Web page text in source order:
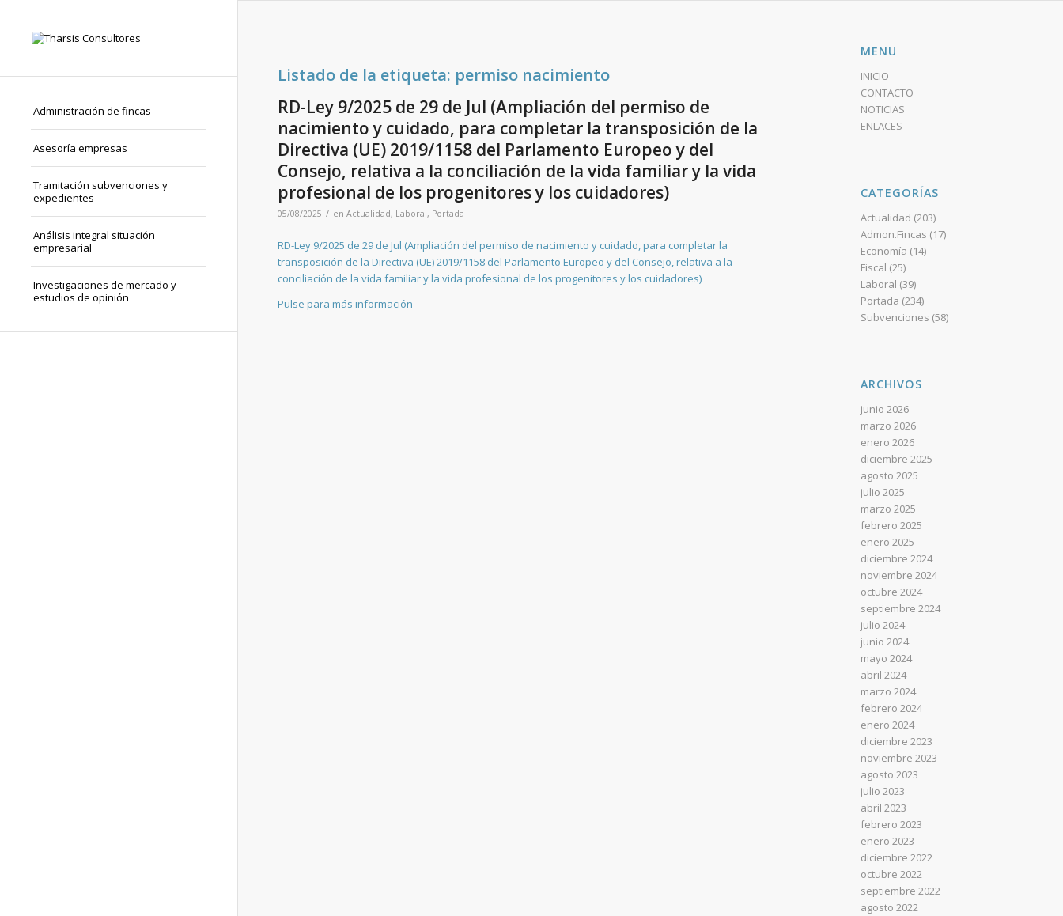
Administración de fincas
Asesoría empresas
Tramitación subvenciones y
expedientes
Análisis integral situación
empresarial
Investigaciones de mercado y
estudios de opinión
Listado de la etiqueta: permiso nacimiento
RD-Ley 9/2025 de 29 de Jul (Ampliación del permiso de
nacimiento y cuidado, para completar la transposición de la
Directiva (UE) 2019/1158 del Parlamento Europeo y del
Consejo, relativa a la conciliación de la vida familiar y la vida
profesional de los progenitores y los cuidadores)
05/08/2025 / en Actualidad, Laboral, Portada
RD-Ley 9/2025 de 29 de Jul (Ampliación del permiso de nacimiento y cuidado, para completar la
transposición de la Directiva (UE) 2019/1158 del Parlamento Europeo y del Consejo, relativa a la
conciliación de la vida familiar y la vida profesional de los progenitores y los cuidadores)
Pulse para más información
MENU
INICIO
CONTACTO
NOTICIAS
ENLACES
CATEGORÍAS
Actualidad (203)
Admon.Fincas (17)
Economía (14)
Fiscal (25)
Laboral (39)
Portada (234)
Subvenciones (58)
ARCHIVOS
junio 2026
marzo 2026
enero 2026
diciembre 2025
agosto 2025
julio 2025
marzo 2025
febrero 2025
enero 2025
diciembre 2024
noviembre 2024
octubre 2024
septiembre 2024
julio 2024
junio 2024
mayo 2024
abril 2024
marzo 2024
febrero 2024
enero 2024
diciembre 2023
noviembre 2023
agosto 2023
julio 2023
abril 2023
febrero 2023
enero 2023
diciembre 2022
octubre 2022
septiembre 2022
agosto 2022